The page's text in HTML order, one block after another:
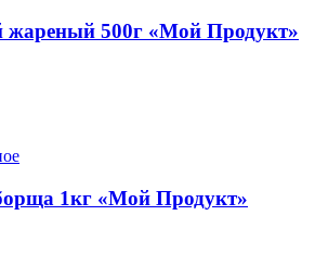
500г «Мой Продукт»
1кг «Мой Продукт»